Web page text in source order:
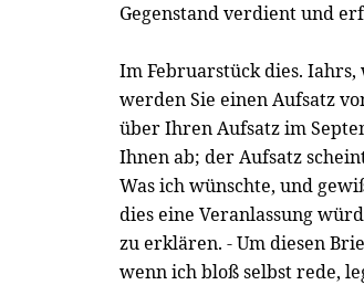
Gegenstand verdient und
Im Februarstück dies.
werden Sie einen Aufsatz
über Ihren Aufsatz im
Ihnen ab; der Aufsatz
Was ich wünschte, und
dies eine Veranlassung
zu erklären. - Um diesen
wenn ich bloß selbst rede,